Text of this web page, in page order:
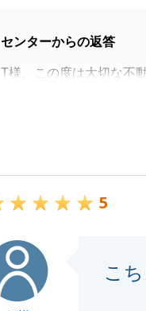
センターからの返答
T様、この度は大切な不
お引渡しの際に、T様の
だいたことがとても嬉
その際にもぜひお力にな
5
こ